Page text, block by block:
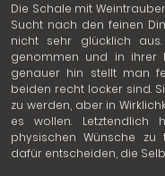
Die Schale mit
Sucht nach den feinen
nicht sehr glücklich
genommen und in ihrer
genauer hin stellt man
beiden recht locker sind.
zu werden, aber in
es wollen. Letztendlich
physischen Wünsche
dafür entscheiden, die